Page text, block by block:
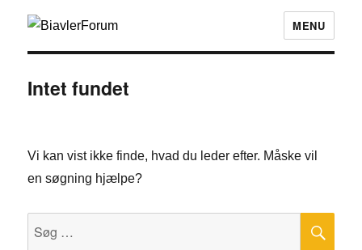
MENU
Intet fundet
Vi kan vist ikke finde, hvad du leder efter. Måske vil
en søgning hjælpe?